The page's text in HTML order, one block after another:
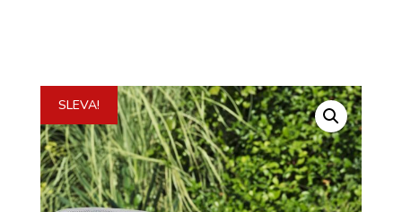
SLEVA!